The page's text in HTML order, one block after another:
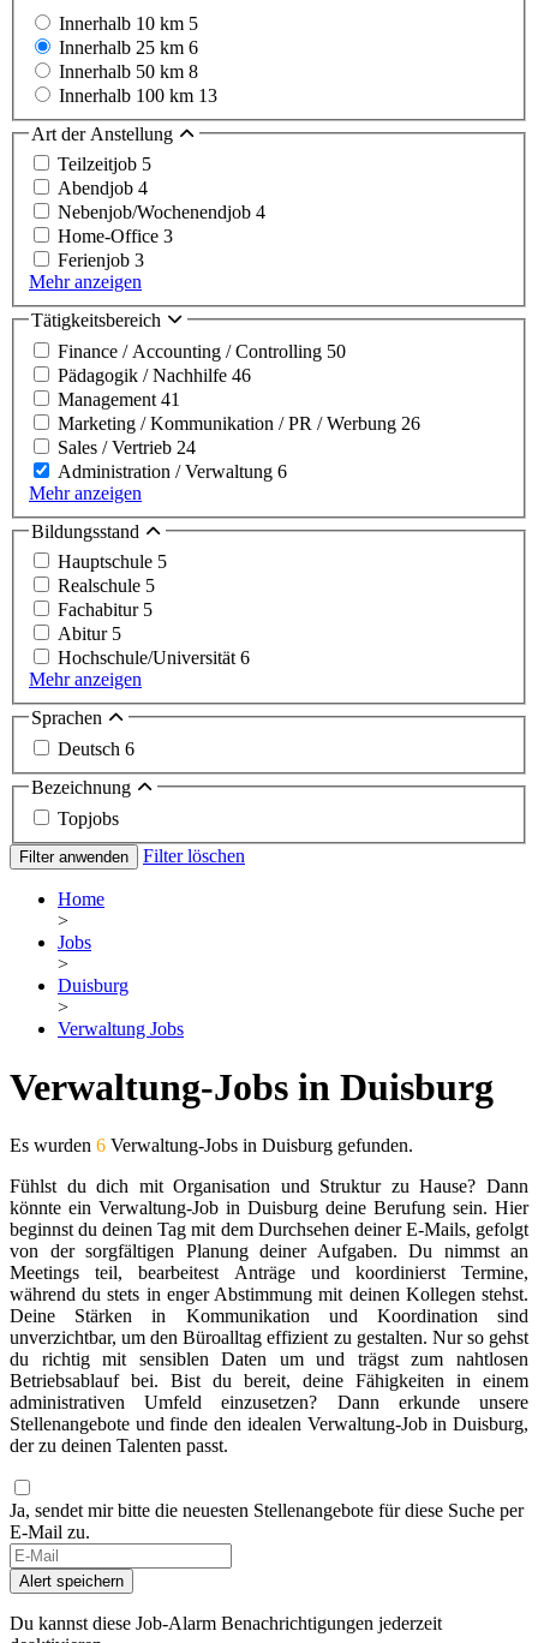
Innerhalb 10 km 5
Innerhalb 25 km 6
Innerhalb 50 km 8
Innerhalb 100 km 13
Art der Anstellung
Teilzeitjob 5
Abendjob 4
Nebenjob/Wochenendjob 4
Home-Office 3
Ferienjob 3
Mehr anzeigen
Tätigkeitsbereich
Finance / Accounting / Controlling 50
Pädagogik / Nachhilfe 46
Management 41
Marketing / Kommunikation / PR / Werbung 26
Sales / Vertrieb 24
Administration / Verwaltung 6
Mehr anzeigen
Bildungsstand
Hauptschule 5
Realschule 5
Fachabitur 5
Abitur 5
Hochschule/Universität6
Mehr anzeigen
Sprachen
Deutsch 6
Bezeichnung
Topjobs
Filter anwenden Filter löschen
Home
>
Jobs
>
Duisburg
>
Verwaltung Jobs
Verwaltung-Jobs in Duisburg
Es wurden 6 Verwaltung-Jobs in Duisburg gefunden.
Fühlst du dich mit Organisation und Struktur zu Hause? Dann
könnte ein Verwaltung-Job in Duisburg deine Berufung sein. Hier
beginnst du deinen Tag mit dem Durchsehen deiner E-Mails, gefolgt
von der sorgfältigen Planung deiner Aufgaben. Du nimmst an
Meetings teil, bearbeitest Anträge und koordinierst Termine,
während du stets in enger Abstimmung mit deinen Kollegen stehst.
Deine Stärken in Kommunikation und Koordination sind
unverzichtbar, um den Büroalltag effizient zu gestalten. Nur so gehst
du richtig mit sensiblen Daten um und trägst zum nahtlosen
Betriebsablauf bei. Bist du bereit, deine Fähigkeiten in einem
administrativen Umfeld einzusetzen? Dann erkunde unsere
Stellenangebote und finde den idealen Verwaltung-Job in Duisburg,
der zu deinen Talenten passt.
Ja, sendet mir bitte die neuesten Stellenangebote für diese Suche per
E-Mail zu.
Alert speichern
Du kannst diese Job-Alarm Benachrichtigungen jederzeit